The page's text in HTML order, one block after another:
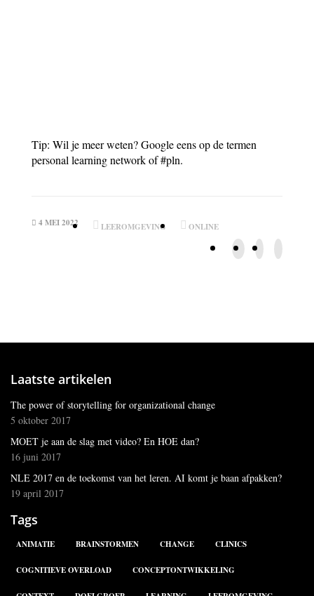
Tip: Wil je meer weten? Google eens op de termen
personal learning network of #pln.
4 MEI 2022 LEEROMGEVING ONLINE
Laatste artikelen
The power of storytelling for organizational change
5 oktober 2017
MOET je aan de slag met video? En HOE dan?
16 juni 2017
NLE 2017 en de toekomst van het leren. AI komt je baan afpakken?
19 april 2017
Tags
ANIMATIE BRAINSTORMEN CHANGE CLINICS
COGNITIEVE OVERLOAD CONCEPTONTWIKKELING